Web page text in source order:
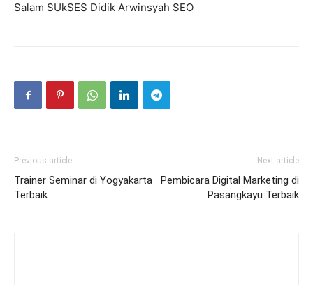
Salam SUkSES Didik Arwinsyah SEO
Previous article
Trainer Seminar di Yogyakarta
Terbaik
Next article
Pembicara Digital Marketing di
Pasangkayu Terbaik